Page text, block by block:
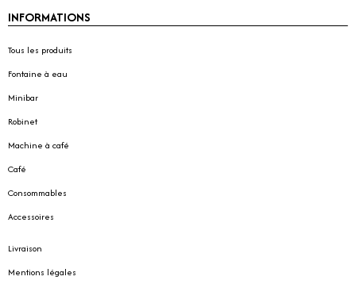
INFORMATIONS
Tous les produits
Fontaine à eau
Minibar
Robinet
Machine à café
Café
Consommables
Accessoires
Livraison
Mentions légales